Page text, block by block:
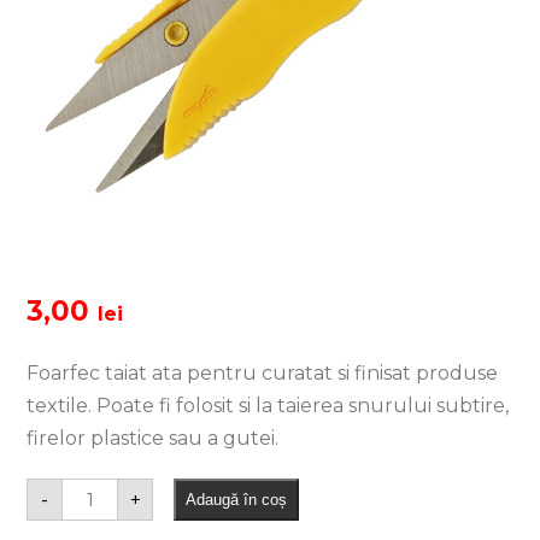
3,00 lei
Foarfec taiat ata pentru curatat si finisat produse
textile. Poate fi folosit si la taierea snurului subtire,
firelor plastice sau a gutei.
- + Adaugă în coș